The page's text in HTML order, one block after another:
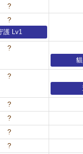
?
?
護 Lv1
?
?
?
?
?
?